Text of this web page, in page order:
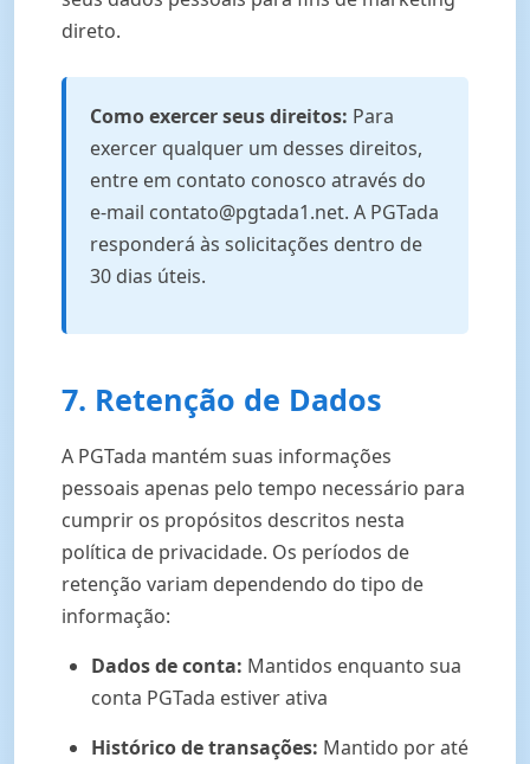
direto.
Como exercer seus direitos: Para
exercer qualquer um desses direitos,
entre em contato conosco através do
e-mail contato@pgtada1.net. A PGTada
responderá às solicitações dentro de
30 dias úteis.
7. Retenção de Dados
A PGTada mantém suas informações
pessoais apenas pelo tempo necessário para
cumprir os propósitos descritos nesta
política de privacidade. Os períodos de
retenção variam dependendo do tipo de
informação:
Dados de conta: Mantidos enquanto sua
conta PGTada estiver ativa
Histórico de transações: Mantido por até